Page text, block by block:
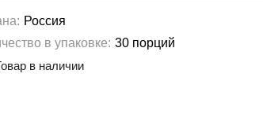
Россия
в упаковке: 30 порций
в наличии